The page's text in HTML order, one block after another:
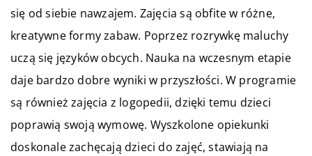
się od siebie nawzajem. Zajęcia są obfite w różne,
kreatywne formy zabaw. Poprzez rozrywkę maluchy
uczą się języków obcych. Nauka na wczesnym etapie
daje bardzo dobre wyniki w przyszłości. W programie
są również zajęcia z logopedii, dzięki temu dzieci
poprawią swoją wymowę. Wyszkolone opiekunki
doskonale zachęcają dzieci do zajęć, stawiają na